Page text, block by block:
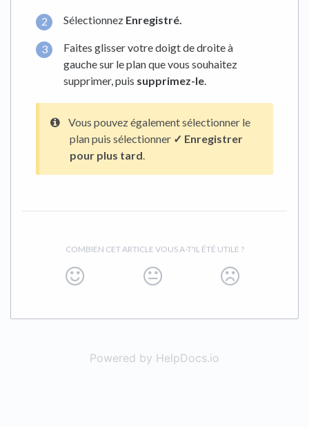
Sélectionnez Enregistré.
Faites glisser votre doigt de droite à
gauche sur le plan que vous souhaitez
supprimer, puis supprimez-le
Vous pouvez également sélectionner le
plan puis sélectionner ✓ Enregistrer
pour plus tard.
COMBIEN CET ARTICLE VOUS A-T'IL ÉTÉ UTILE ?
Powered by HelpDocs.io